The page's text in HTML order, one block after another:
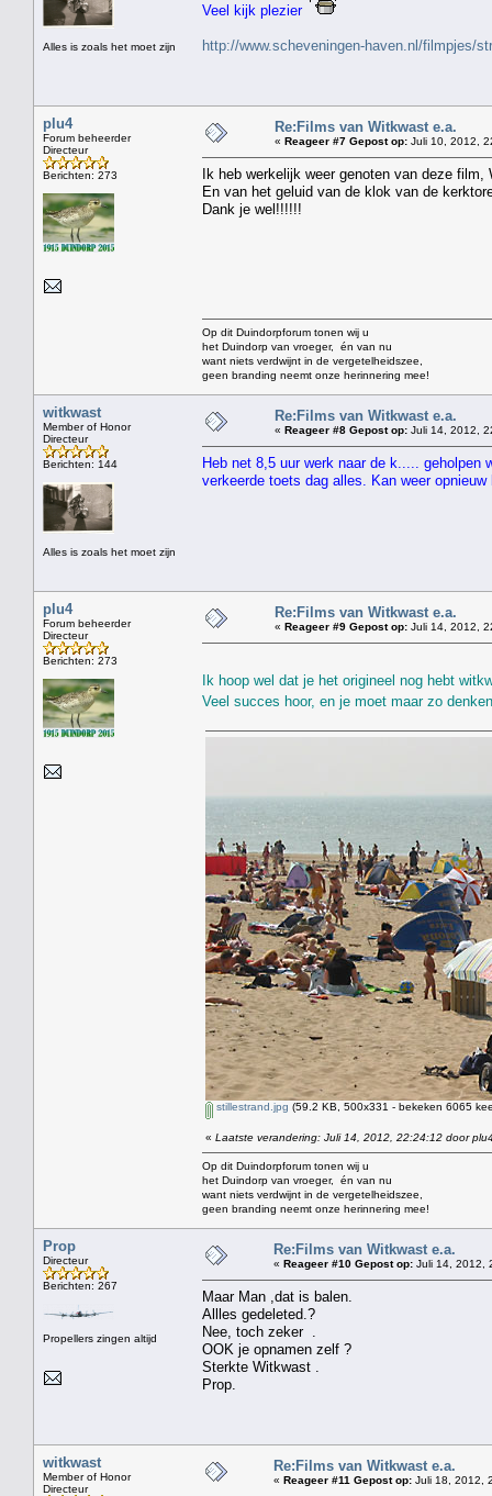
Alles is zoals het moet zijn
Veel kijk plezier
http://www.scheveningen-haven.nl/filmpjes/
plu4
Forum beheerder
Directeur
Berichten: 273
Re:Films van Witkwast e.a.
« Reageer #7 Gepost op: Juli 10, 2012,
Ik heb werkelijk weer genoten van deze film,
En van het geluid van de klok van de
Dank je wel!!!!!!
Op dit Duindorpforum tonen wij u
het Duindorp van vroeger, én van nu
want niets verdwijnt in de vergetelheidszee,
geen branding neemt onze herinnering mee!
witkwast
Member of Honor
Directeur
Berichten: 144
Alles is zoals het moet zijn
Re:Films van Witkwast e.a.
« Reageer #8 Gepost op: Juli 14, 2012,
Heb net 8,5 uur werk naar de k.....
verkeerde toets dag alles. Kan weer
plu4
Forum beheerder
Directeur
Berichten: 273
Re:Films van Witkwast e.a.
« Reageer #9 Gepost op: Juli 14, 2012,
Ik hoop wel dat je het origineel nog hebt
Veel succes hoor, en je moet maar zo
stillestrand.jpg (59.2 KB, 500x331 - bekeken 6065
« Laatste verandering: Juli 14, 2012, 22:24:12 door
Op dit Duindorpforum tonen wij u
het Duindorp van vroeger, én van nu
want niets verdwijnt in de vergetelheidszee,
geen branding neemt onze herinnering mee!
Prop
Directeur
Berichten: 267
Propellers zingen altijd
Re:Films van Witkwast e.a.
« Reageer #10 Gepost op: Juli 14, 2012,
Maar Man ,dat is balen.
Allles gedeleted.?
Nee, toch zeker .
OOK je opnamen zelf ?
Sterkte Witkwast .
Prop.
witkwast
Member of Honor
Directeur
Re:Films van Witkwast e.a.
« Reageer #11 Gepost op: Juli 18, 2012,